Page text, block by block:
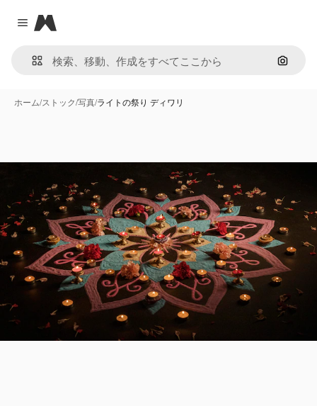
Close menu
Magnific
画像で
ホーム/ストック/写真/ライトの祭り ディワリ